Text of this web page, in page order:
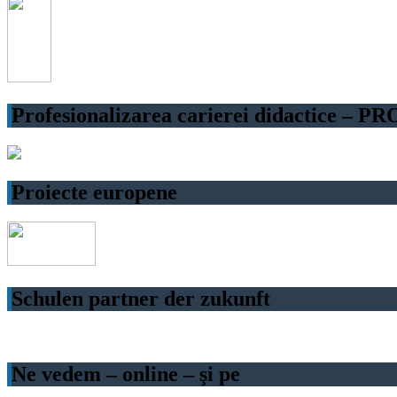
Profesionalizarea carierei didactice –
Proiecte europene
Schulen partner der zukunft
Ne vedem – online – şi pe